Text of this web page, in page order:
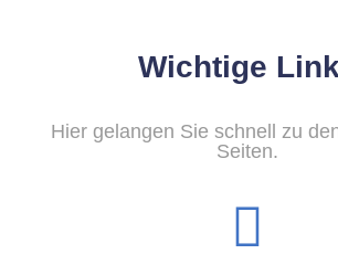
Wichtige
Hier gelangen Sie schnell zu
Seiten.